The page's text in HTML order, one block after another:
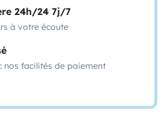
24h/24 7j/7
à votre écoute
nos facilités de paiement